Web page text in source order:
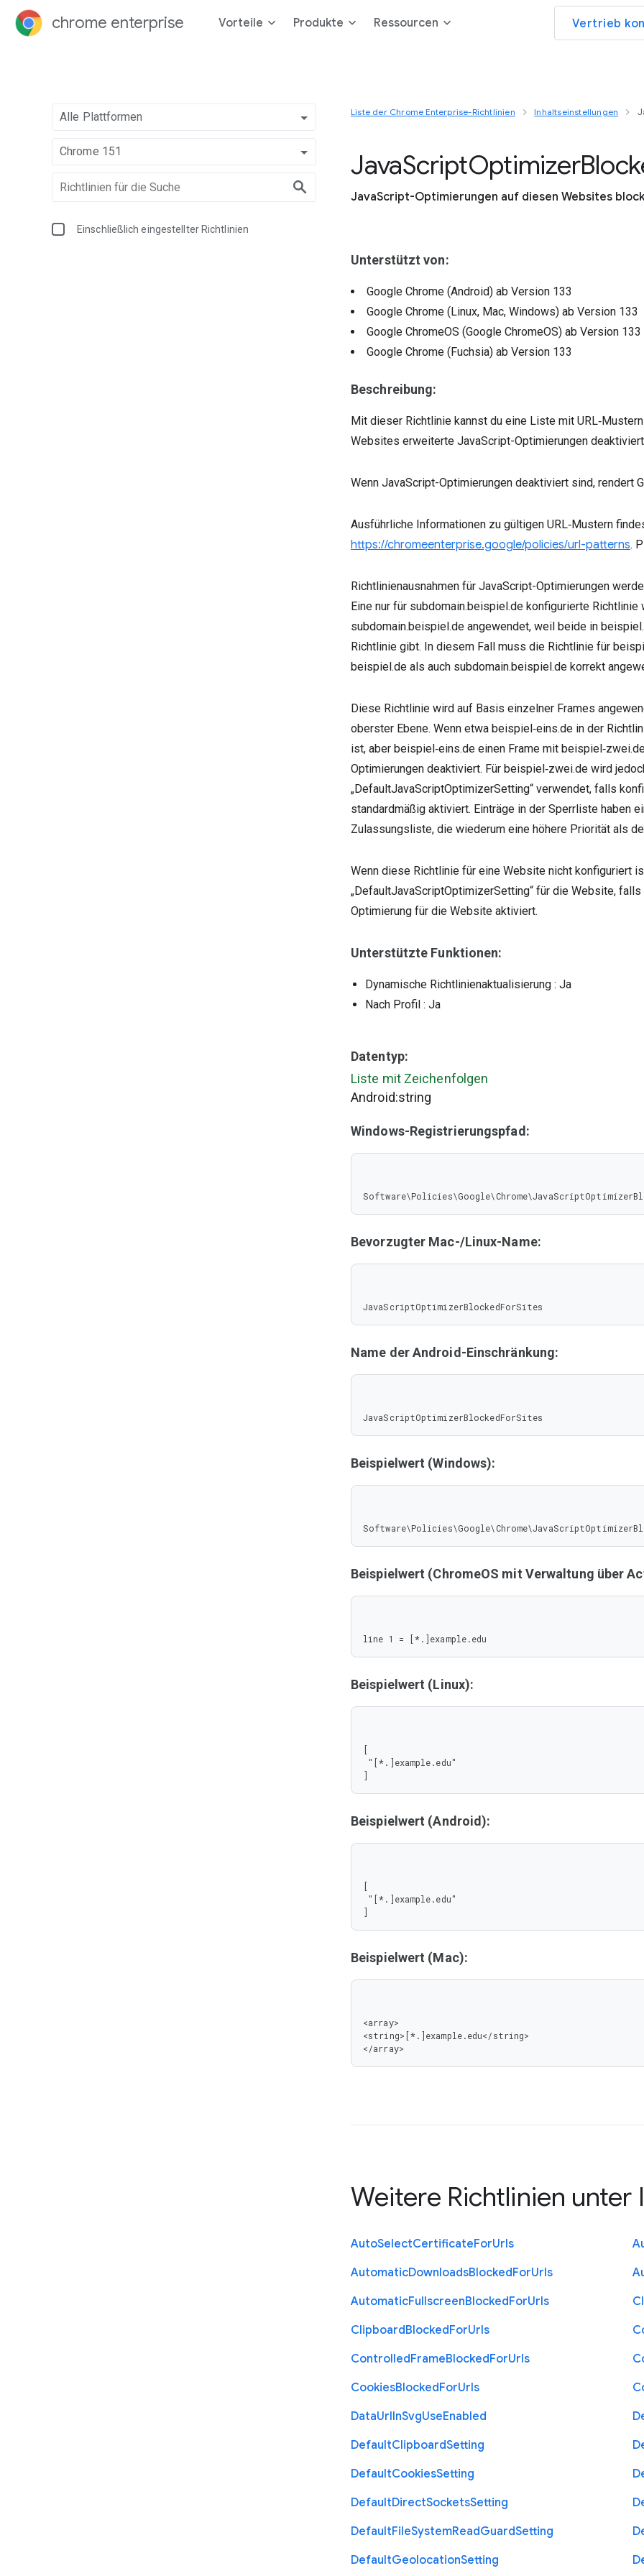
chrome enterprise Vorteile Produkte Ressourcen Vertrieb
Alle Plattformen
Chrome 151
Einschließlich eingestellter Richtlinien
Liste der Chrome Enterprise-Richtlinien Inhaltseinstellungen
JavaScriptOptimizer
JavaScript-Optimierungen auf diesen Websites
Unterstützt von:
Google Chrome (Android) ab Version 133
Google Chrome (Linux, Mac, Windows) ab Version 133
Google ChromeOS (Google ChromeOS) ab Version 133
Google Chrome (Fuchsia) ab Version 133
Beschreibung:
Mit dieser Richtlinie kannst du eine Liste mit
Websites erweiterte JavaScript-Optimierungen
Wenn JavaScript-Optimierungen deaktiviert sind, rendert
Ausführliche Informationen zu gültigen URL‑Mustern
https://chromeenterprise.google/policies/url-patterns.
Richtlinienausnahmen für JavaScript-Optimierungen
Eine nur für subdomain.beispiel.de konfigurierte
subdomain.beispiel.de angewendet, weil beide in
Richtlinie gibt. In diesem Fall muss die Richtlinie für
beispiel.de als auch subdomain.beispiel.de korrekt
Diese Richtlinie wird auf Basis einzelner Frames
oberster Ebene. Wenn etwa beispiel‑eins.de in der
ist, aber beispiel‑eins.de einen Frame mit
Optimierungen deaktiviert. Für beispiel‑zwei.de wird
„DefaultJavaScriptOptimizerSetting“ verwendet, falls
standardmäßig aktiviert. Einträge in der Sperrliste haben
Zulassungsliste, die wiederum eine höhere Priorität als
Wenn diese Richtlinie für eine Website nicht konfiguriert
„DefaultJavaScriptOptimizerSetting“ für die Website,
Optimierung für die Website aktiviert.
Unterstützte Funktionen:
Dynamische Richtlinienaktualisierung : Ja
Nach Profil : Ja
Datentyp:
Liste mit Zeichenfolgen
Android:string
Windows-Registrierungspfad:
Bevorzugter Mac-/Linux-Name:
JavaScriptOptimizerBlockedForSites
Name der Android-Einschränkung:
JavaScriptOptimizerBlockedForSites
Beispielwert (Windows):
Beispielwert (ChromeOS mit Verwaltung über
line 1 = [*.]example.edu
Beispielwert (Linux):
[
]
Beispielwert (Android):
[
]
Beispielwert (Mac):
<array>
<string>[*.]example.edu</string>
</array>
Weitere Richtlinien unter
AutoSelectCertificateForUrls
AutomaticDownloadsBlockedForUrls
AutomaticFullscreenBlockedForUrls
ClipboardBlockedForUrls
ControlledFrameBlockedForUrls
CookiesBlockedForUrls
DataUrlInSvgUseEnabled
DefaultClipboardSetting
DefaultCookiesSetting
DefaultDirectSocketsSetting
DefaultFileSystemReadGuardSetting
DefaultGeolocationSetting